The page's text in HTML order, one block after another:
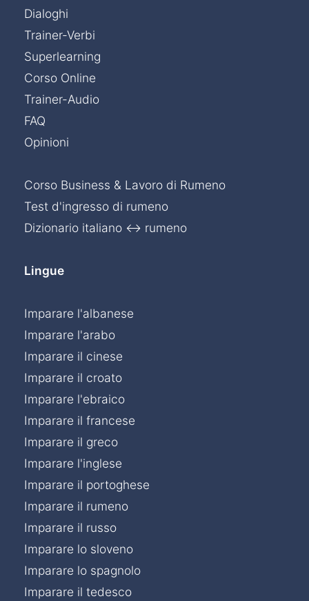
Dialoghi
Trainer-Verbi
Superlearning
Corso Online
Trainer-Audio
FAQ
Opinioni
Corso Business & Lavoro di Rumeno
Test d'ingresso di rumeno
Dizionario italiano ↔ rumeno
Lingue
Imparare l'albanese
Imparare l'arabo
Imparare il cinese
Imparare il croato
Imparare l'ebraico
Imparare il francese
Imparare il greco
Imparare l'inglese
Imparare il portoghese
Imparare il rumeno
Imparare il russo
Imparare lo sloveno
Imparare lo spagnolo
Imparare il tedesco